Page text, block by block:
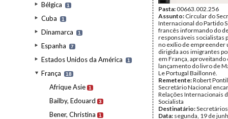
Bélgica 1
Cuba 1
Dinamarca 1
Espanha 7
Estados Unidos da América 1
França 18
Afrique Asie 1
Bailby, Edouard 3
Bener, Christina 1
Pasta:00663.002.256
Assunto: Circular do
Internacional do Partido
francês informando do
responsáveis socialistas
no exílio de empreender
dirigida aos imigrantes
em França, aproveitando
lançamento do livro de
Le Portugal Baillonné.
Remetente:Robert
Secretário Nacional
Relações Internacionais
Socialista
Destinatário:
Data: segunda, 19 de